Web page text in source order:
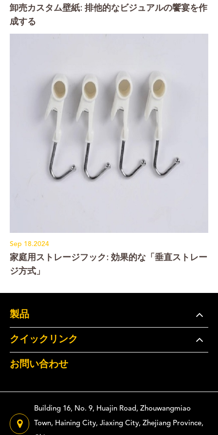
卸売カスタム壁紙: 排他的なビジュアルの饗宴を作
成する
Sep 18.2024
家庭用ストレージフック: 効果的な「垂直ストレー
ジ方式」
製品
クイックリンク
お問い合わせ
Building 16, No. 9, Huajin Road, Zhouwangmiao
Town, Haining City, Jiaxing City, Zhejiang Province,